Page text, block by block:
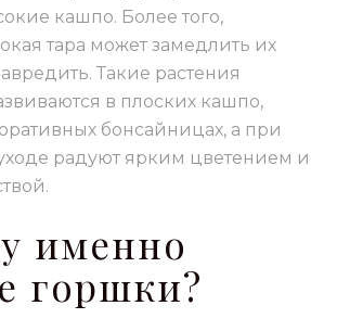
кашпо. Более того,
тара может замедлить их
Такие растения
в плоских кашпо,
бонсайницах, а при
радуют ярким цветением и
именно
горшки?